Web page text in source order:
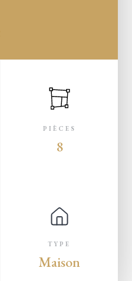
PIÈCES
8
TYPE
Maison